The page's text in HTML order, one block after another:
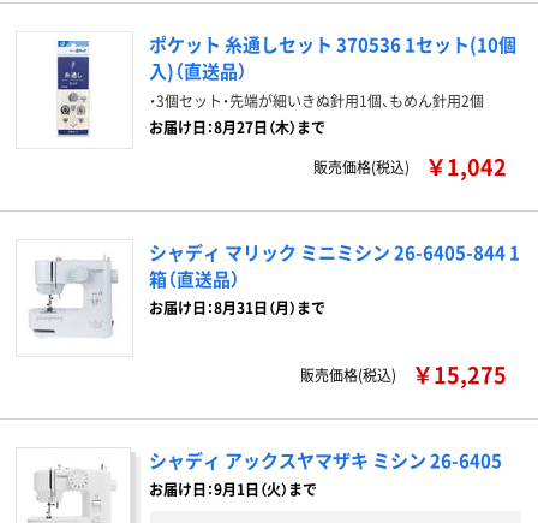
ポケット 糸通しセット 370536 1セット(10個
入)（直送品）
・3個セット・先端が細いきぬ針用1個、もめん針用2個
お届け日：8月27日（木）まで
販売価格(税込)
￥1,042
シャディ マリック ミニミシン 26-6405-844 1
箱（直送品）
お届け日：8月31日（月）まで
販売価格(税込) ￥15,275
シャディ アックスヤマザキ ミシン 26-6405
お届け日：9月1日（火）まで